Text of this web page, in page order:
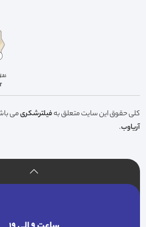
کلی حقوق این سایت متعلق بهفیلترشکریمی
آریاوب.